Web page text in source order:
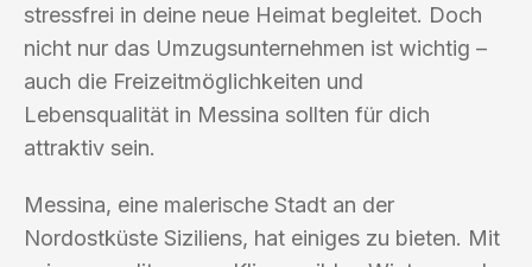
stressfrei in deine neue Heimat begleitet. Doch
nicht nur das Umzugsunternehmen ist wichtig –
auch die Freizeitmöglichkeiten und
Lebensqualität in Messina sollten für dich
attraktiv sein.
Messina, eine malerische Stadt an der
Nordostküste Siziliens, hat einiges zu bieten. Mit